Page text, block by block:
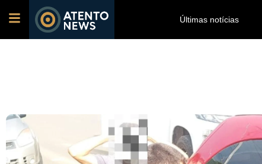
Últimas notícias